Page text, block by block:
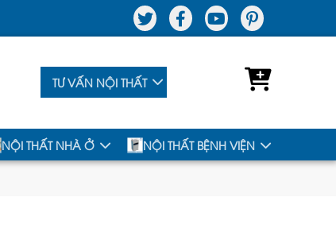
TƯ VẤN NỘI THẤT
NỘI THẤT NHÀ Ở NỘI THẤT BỆNH VIỆN